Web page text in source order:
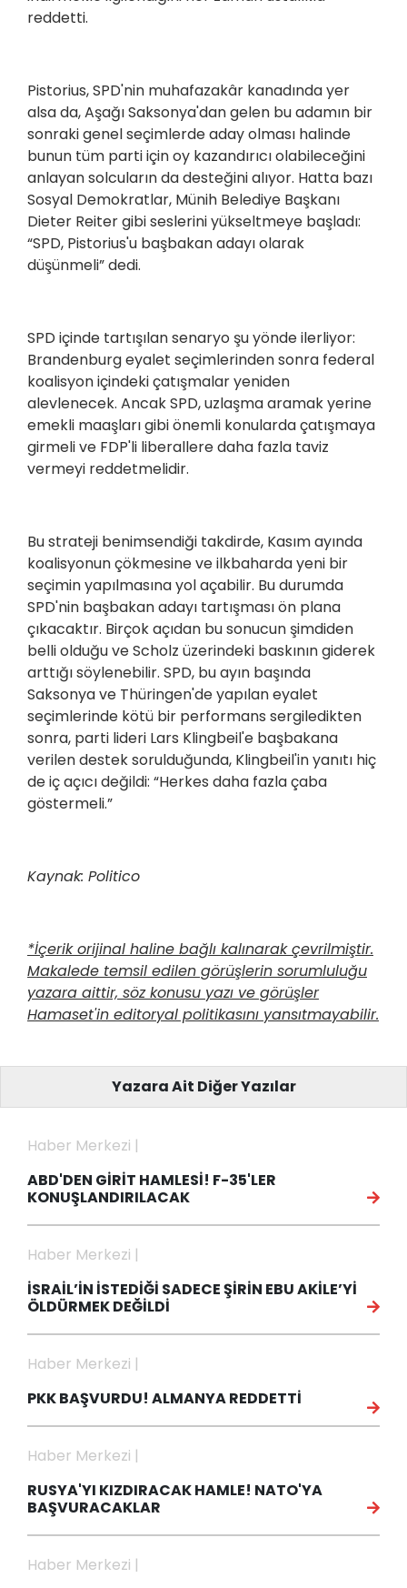
reddetti.
Pistorius, SPD'nin muhafazakâr kanadında yer
alsa da, Aşağı Saksonya'dan gelen bu adamın bir
sonraki genel seçimlerde aday olması halinde
bunun tüm parti için oy kazandırıcı olabileceğini
anlayan solcuların da desteğini alıyor. Hatta bazı
Sosyal Demokratlar, Münih Belediye Başkanı
Dieter Reiter gibi seslerini yükseltmeye başladı:
“SPD, Pistorius'u başbakan adayı olarak
düşünmeli” dedi.
SPD içinde tartışılan senaryo şu yönde ilerliyor:
Brandenburg eyalet seçimlerinden sonra federal
koalisyon içindeki çatışmalar yeniden
alevlenecek. Ancak SPD, uzlaşma aramak yerine
emekli maaşları gibi önemli konularda çatışmaya
girmeli ve FDP'li liberallere daha fazla taviz
vermeyi reddetmelidir.
Bu strateji benimsendiği takdirde, Kasım ayında
koalisyonun çökmesine ve ilkbaharda yeni bir
seçimin yapılmasına yol açabilir. Bu durumda
SPD'nin başbakan adayı tartışması ön plana
çıkacaktır. Birçok açıdan bu sonucun şimdiden
belli olduğu ve Scholz üzerindeki baskının giderek
arttığı söylenebilir. SPD, bu ayın başında
Saksonya ve Thüringen'de yapılan eyalet
seçimlerinde kötü bir performans sergiledikten
sonra, parti lideri Lars Klingbeil'e başbakana
verilen destek sorulduğunda, Klingbeil'in yanıtı hiç
de iç açıcı değildi: “Herkes daha fazla çaba
göstermeli.”
Kaynak: Politico
*İçerik orijinal haline bağlı kalınarak çevrilmiştir.
Makalede temsil edilen görüşlerin sorumluluğu
yazara aittir, söz konusu yazı ve görüşler
Hamaset'in editoryal politikasını yansıtmayabilir.
Yazara Ait Diğer Yazılar
Haber Merkezi |
ABD'DEN GİRİT HAMLESİ! F-35'LER
KONUŞLANDIRILACAK
Haber Merkezi |
İSRAİL’İN İSTEDİĞİ SADECE ŞİRİN EBU AKİLE’Yİ
ÖLDÜRMEK DEĞİLDİ
Haber Merkezi |
PKK BAŞVURDU! ALMANYA REDDETTİ
Haber Merkezi |
RUSYA'YI KIZDIRACAK HAMLE! NATO'YA
BAŞVURACAKLAR
Haber Merkezi |